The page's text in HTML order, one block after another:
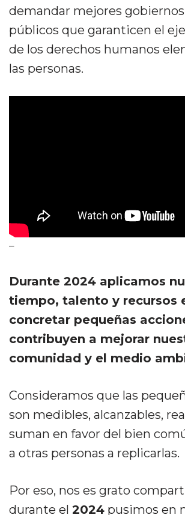
demandar mejores
públicos que garanticen el
de los derechos humanos
las personas.
–
Durante 2024 aplicamos
tiempo, talento y recursos
concretar pequeñas
contribuyen a mejorar
comunidad y el medio
Consideramos que las
son medibles, alcanzables,
suman en favor del bien
a otras personas a replicarlas.
Por eso, nos es grato
durante el 2024 pusimos en